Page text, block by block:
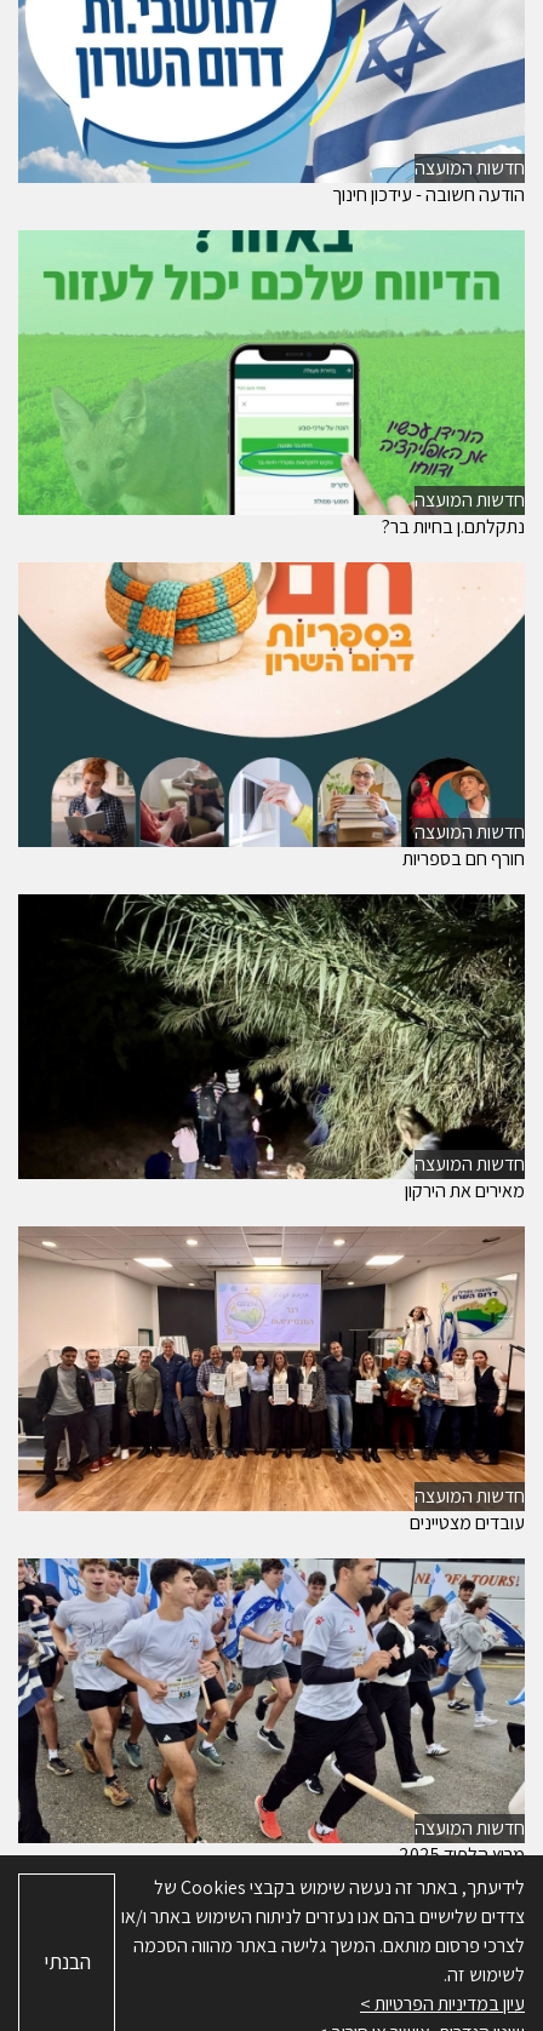
חדשות המועצה
הודעה חשובה - עידכון חינוך
חדשות המועצה
נתקלתם.ן בחיות בר?
חדשות המועצה
חורף חם בספריות
חדשות המועצה
מאירים את הירקון
חדשות המועצה
עובדים מצטיינים
חדשות המועצה
מרוץ הלפיד 2025
© כל הזכויות שמורות ל-מועצה אזורית דרום השרון. האתר פותח על ידי
לידיעתך, באתר זה נעשה שימוש בקבצי Cookies של
צדדים שלישיים בהם אנו נעזרים לניתוח השימוש באתר ו/או
לצרכי פרסום מותאם. המשך גלישה באתר מהווה הסכמה
לשימוש זה.
עיון במדיניות הפרטיות >
הבנתי